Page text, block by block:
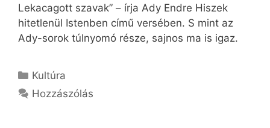
Lekacagott szavak” – írja Ady Endre Hiszek
hitetlenül Istenben című versében. S mint az
Ady-sorok túlnyomó része, sajnos ma is igaz.
Kategória
Kultúra
Hozzászólás